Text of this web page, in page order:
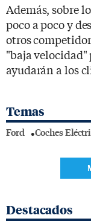
Además, sobre
poco a poco y
otros
"baja velocidad"
ayudarán a los
Temas
Ford Coches
Destacados